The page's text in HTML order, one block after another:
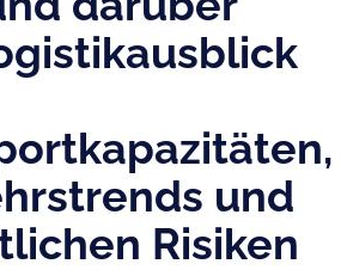
und
Risiken